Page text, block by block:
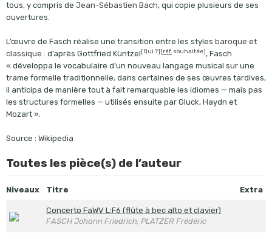
tous, y compris de Jean-Sébastien Bach, qui copie plusieurs de ses
ouvertures.
L’œuvre de Fasch réalise une transition entre les styles baroque et
classique : d’après Gottfried Küntzel[Qui ?][réf. souhaitée], Fasch
« développa le vocabulaire d’un nouveau langage musical sur une
trame formelle traditionnelle; dans certaines de ses œuvres tardives,
il anticipa de manière tout à fait remarquable les idiomes — mais pas
les structures formelles — utilisés ensuite par Gluck, Haydn et
Mozart ».
Source : Wikipedia
Toutes les pièce(s) de l’auteur
Niveaux Titre Extra
Concerto FaWV L:F6 (flûte à bec alto et clavier)
FASCH Johann Friedrich, PLATZER Frédéric